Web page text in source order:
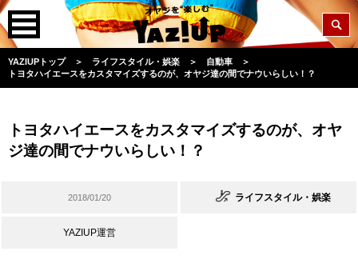
YAZIUPトップ ＞ ライフスタイル・娯楽 ＞ 自動車
＞
トヨタハイエースをカスタマイズするのが、オヤジ達の間でナウいらしい！？
トヨタハイエースをカスタマイズするのが、オヤ
ジ達の間でナウいらしい！？
2018/01/20 ライフスタイル・娯楽
YAZIUP運営